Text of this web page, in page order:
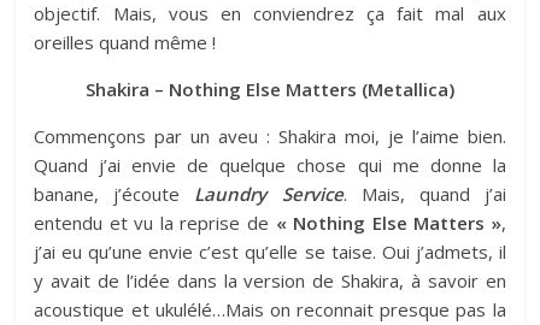
objectif. Mais, vous en conviendrez ça fait mal aux
oreilles quand même !
Shakira – Nothing Else Matters (Metallica)
Commençons par un aveu : Shakira moi, je l’aime bien.
Quand j’ai envie de quelque chose qui me donne la
banane, j’écoute Laundry Service. Mais, quand j’ai
entendu et vu la reprise de « Nothing Else Matters »,
j’ai eu qu’une envie c’est qu’elle se taise. Oui j’admets, il
y avait de l’idée dans la version de Shakira, à savoir en
acoustique et ukulélé…Mais on reconnait presque pas la